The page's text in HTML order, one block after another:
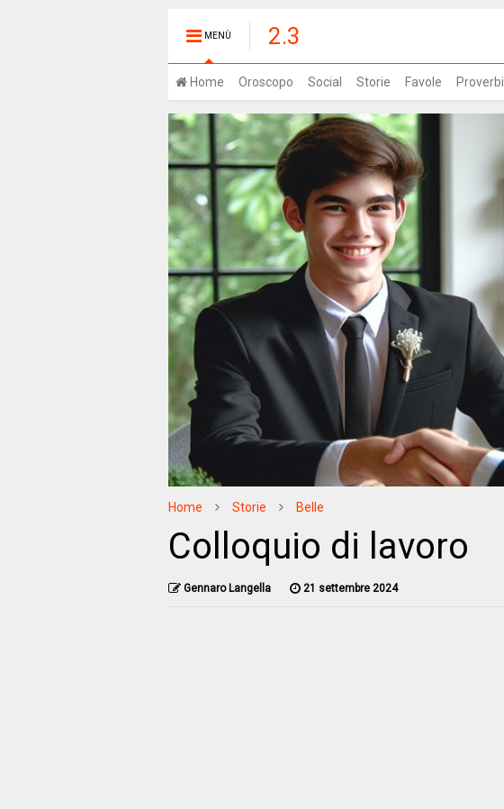
MENÙ 2.3
Home Oroscopo Social Storie Favole Proverbi
Home Storie Belle
Colloquio di lavoro
Gennaro Langella 21 settembre 2024